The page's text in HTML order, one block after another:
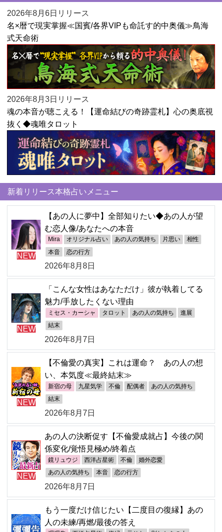
2026年8月6日リリース
名×暦で現実掌握≪国賓/各界VIPも命託す的中奥儀≫鳥海
式天命術
2026年8月3日リリース
魂の本音が聴こえる！【運命結びの奇跡霊札】心の奥底視
抜く◆魂唯タロット
新着リリース本格占いメニュー
NEW
【あの人に夢中】全部知りたい◆あの人が望
む恋人像/あなたへの本音
Mira オリジナル占い あの人の気持ち 片思い 相性
本音 恋の行方
2026年8月8日
NEW
「こんな女性はあなただけ」彼が執着してる
魅力/手放したくない理由
ミセス・カーシャ タロット あの人の気持ち 進展
結末
2026年8月7日
NEW
【不倫愛の真実】これは運命？ あの人の想
い、本気度≪最終結末≫
新宿の母 九星気学 不倫 配偶者 あの人の気持ち
結末
2026年8月7日
NEW
あの人の決断促す【不倫愛成就占】今後の関
係変化/覚悟見極め/終着点
鏡リュウジ 西洋占星術 不倫 婚外恋愛
あの人の気持ち 本音 恋の行方
2026年8月7日
もう一度だけ信じたい【二度目の復縁】あの
人の未練/再燃/最後の答え